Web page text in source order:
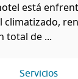
está
climatizado,
total de ...
Servicios